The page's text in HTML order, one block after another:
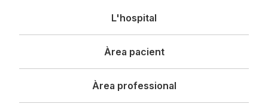
principal
L'hospital
Àrea pacient
Àrea professional